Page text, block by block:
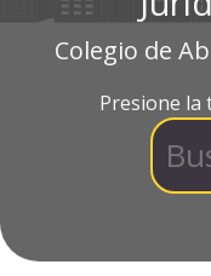
Colegio de
Presione la